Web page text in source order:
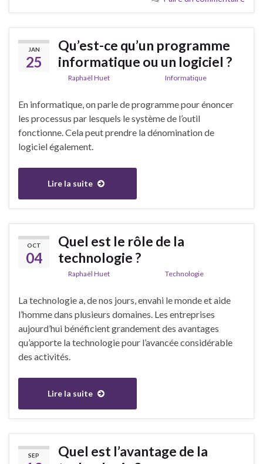
JAN
25
Qu’est-ce qu’un programme
informatique ou un logiciel ?
Raphaël Huet Informatique
En informatique, on parle de programme pour énoncer
les processus par lesquels le système de l’outil
fonctionne. Cela peut prendre la dénomination de
logiciel également.
Lire la suite
OCT
04
Quel est le rôle de la
technologie ?
Raphaël Huet Technologie
La technologie a, de nos jours, envahi le monde et aide
l’homme dans plusieurs domaines. Les entreprises
aujourd’hui bénéficient grandement des avantages
qu’apporte la technologie pour l’avancée considérable
des activités.
Lire la suite
SEP
Quel est l’avantage de la